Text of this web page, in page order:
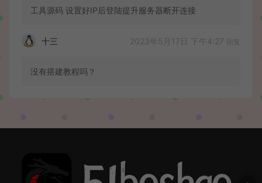
工具源码 设置好IP后登陆提升服务器断开连接
十三 2023年5月17日 下午4:27
没有搭建教程吗？